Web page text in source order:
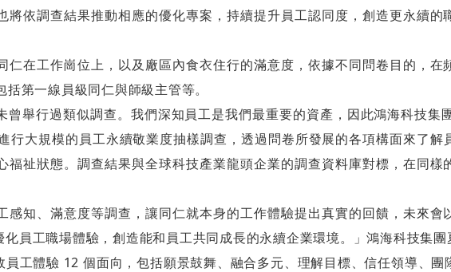
X
Instagram
Youtube
Facebook
HHTD活動網站
公司年報
股東專區
股價資訊
股東會
研究券商
台灣證券交易所
TCFD 淨零戰略報告書
ESG重要政策
利害關係人關注性
議題之問卷調查
依調查結果推動相應的優化專案，持續提升員工認同度，創造更永續的
在工作崗位上，以及廠區內食衣住行的滿意度，依據不同問卷目的，在
第一線員級同仁與師級主管等。
舉行過類似調查。我們深知員工是我們最重要的資產，因此鴻海科技集
大規模的員工永續敬業度抽樣調查，透過問卷所發展的各項構面來了解
祉狀態。調查結果與全球科技產業龍頭企業的調查資料庫對標，在同樣
感知、滿意度等調查，讓同仁就本身的工作體驗提出真實的回饋，未來會
員工職場體驗，創造能和員工共同成長的永續企業環境。」鴻海科技集團
工體驗 12 個面向，包括願景鼓舞、融合多元、理解目標、信任領導、團